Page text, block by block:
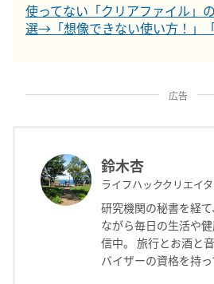
使ってない「クリアファイル」
選→「想像できない使い方！」
広告
鈴木杏
ライフハッククリエイ
研究機関の秘書を経
ながら毎日の生活や
信中。 旅行とお酒と
バイザーの資格を持っ